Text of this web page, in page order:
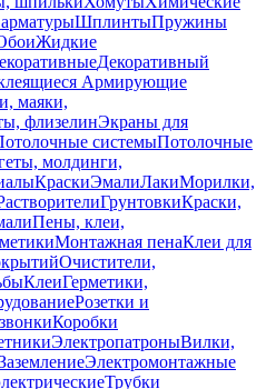
ШплинтыПружины
Жидкие
Декоративный
Армирующие
маяки,
флизелинЭкраны для
системыПотолочные
молдинги,
КраскиЭмалиЛакиМорилки,
ГрунтовкиКраски,
Пены, клеи,
Монтажная пенаКлеи для
Очистители,
КлеиГерметики,
Розетки и
Коробки
ЭлектропатроныВилки,
Электромонтажные
Трубки